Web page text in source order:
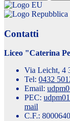
Contatti
Liceo "Caterina
Via Leicht, 4
Tel: 0432
Email:
PEC:
mail
C.F.: